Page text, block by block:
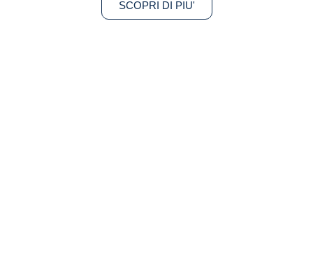
SCOPRI DI PIU'